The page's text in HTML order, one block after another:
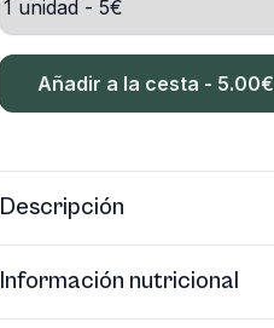
Añadir a la cesta - 5.00€
Descripción
Información nutricional